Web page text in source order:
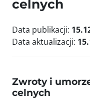
celnych
Data publikacji:
Data aktualizacji:
Zwroty i
celnych